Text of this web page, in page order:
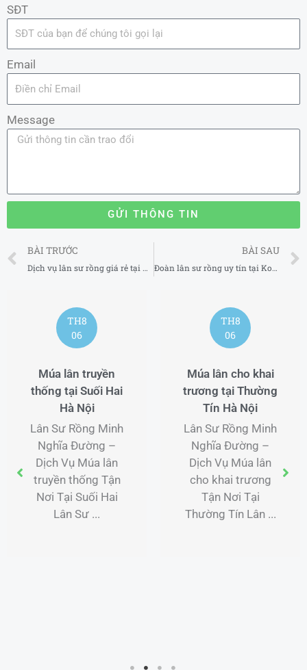
SĐT
Email
Message
GỬI THÔNG TIN
Prev
BÀI TRƯỚC
Dịch vụ lân sư rồng giá rẻ tại Hưng Yên 2025
BÀI SAU
Đoàn lân sư rồng uy tín tại Kon Tum
TH8
06
Múa lân truyền
thống tại Suối Hai
Hà Nội
Lân Sư Rồng Minh
Nghĩa Đường –
Dịch Vụ Múa lân
truyền thống Tận
Nơi Tại Suối Hai
Lân Sư ...
TH8
06
Múa lân cho khai
trương tại Thường
Tín Hà Nội
Lân Sư Rồng Minh
Nghĩa Đường –
Dịch Vụ Múa lân
cho khai trương
Tận Nơi Tại
Thường Tín Lân ...